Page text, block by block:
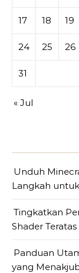
17 18 19
24 25 26
31
« Jul
Unduh
Langkah
Tingkatkan
Shader
Panduan
yang